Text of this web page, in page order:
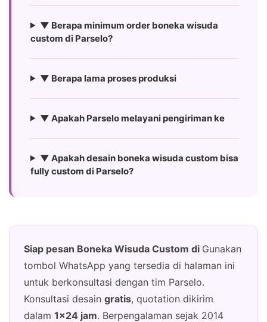
▼ Berapa minimum order boneka wisuda
custom di Parselo?
▼ Berapa lama proses produksi
▼ Apakah Parselo melayani pengiriman ke
▼ Apakah desain boneka wisuda custom bisa
fully custom di Parselo?
Siap pesan Boneka Wisuda Custom di Gunakan
tombol WhatsApp yang tersedia di halaman ini
untuk berkonsultasi dengan tim Parselo.
Konsultasi desain gratis, quotation dikirim
dalam 1×24 jam. Berpengalaman sejak 2014